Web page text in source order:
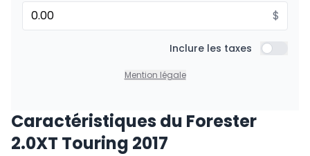
$
Inclure les taxes Inclure
Mention légale
Caractéristiques du Forester
2.0XT Touring 2017